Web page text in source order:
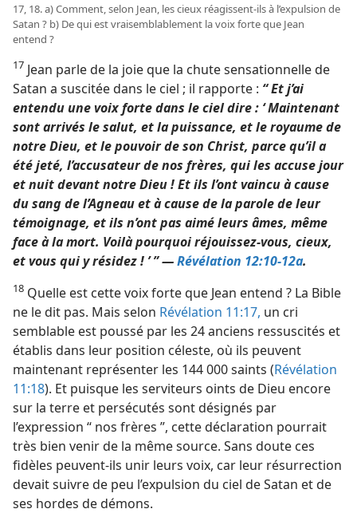
17, 18. a) Comment, selon Jean, les cieux réagissent-​ils à l’expulsion de
Satan ? b) De qui est vraisemblablement la voix forte que Jean
entend ?
17 Jean parle de la joie que la chute sensationnelle de
Satan a suscitée dans le ciel ; il rapporte : “ Et j’ai
entendu une voix forte dans le ciel dire : ‘ Maintenant
sont arrivés le salut, et la puissance, et le royaume de
notre Dieu, et le pouvoir de son Christ, parce qu’il a
été jeté, l’accusateur de nos frères, qui les accuse jour
et nuit devant notre Dieu ! Et ils l’ont vaincu à cause
du sang de l’Agneau et à cause de la parole de leur
témoignage, et ils n’ont pas aimé leurs âmes, même
face à la mort. Voilà pourquoi réjouissez-​vous, cieux,
et vous qui y résidez ! ’ ” —Révélation 12:10-12a.
18 Quelle est cette voix forte que Jean entend ? La Bible
ne le dit pas. Mais selon Révélation 11:17, un cri
semblable est poussé par les 24 anciens ressuscités et
établis dans leur position céleste, où ils peuvent
maintenant représenter les 144 000 saints (Révélation
11:18). Et puisque les serviteurs oints de Dieu encore
sur la terre et persécutés sont désignés par
l’expression “ nos frères ”, cette déclaration pourrait
très bien venir de la même source. Sans doute ces
fidèles peuvent-​ils unir leurs voix, car leur résurrection
devait suivre de peu l’expulsion du ciel de Satan et de
ses hordes de démons.